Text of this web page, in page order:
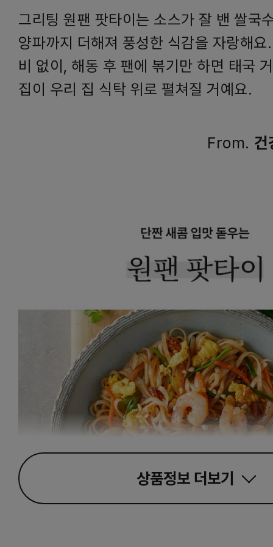
그리팅 원팬 팟타이는 소스가 잘 밴 쌀국
양파까지 더해져 풍성한 식감을 자랑해
비 없이, 해동 후 팬에 볶기만 하면 태국
집이 우리 집 식탁 위로 펼쳐질 거예요.
From. 건
상품정보 더보기